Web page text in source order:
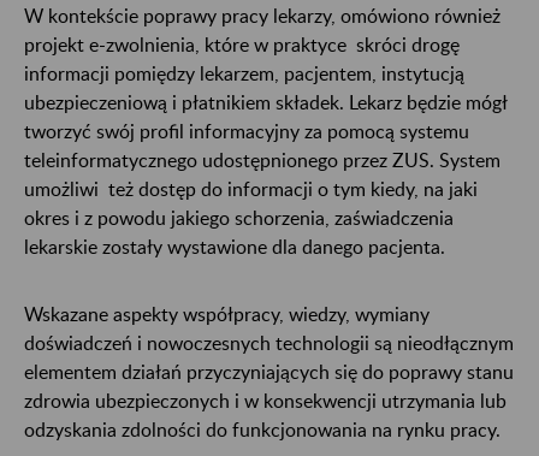
W kontekście poprawy pracy lekarzy, omówiono również
projekt e-zwolnienia, które w praktyce skróci drogę
informacji pomiędzy lekarzem, pacjentem, instytucją
ubezpieczeniową i płatnikiem składek. Lekarz będzie mógł
tworzyć swój profil informacyjny za pomocą systemu
teleinformatycznego udostępnionego przez ZUS. System
umożliwi też dostęp do informacji o tym kiedy, na jaki
okres i z powodu jakiego schorzenia, zaświadczenia
lekarskie zostały wystawione dla danego pacjenta.
Wskazane aspekty współpracy, wiedzy, wymiany
doświadczeń i nowoczesnych technologii są nieodłącznym
elementem działań przyczyniających się do poprawy stanu
zdrowia ubezpieczonych i w konsekwencji utrzymania lub
odzyskania zdolności do funkcjonowania na rynku pracy.